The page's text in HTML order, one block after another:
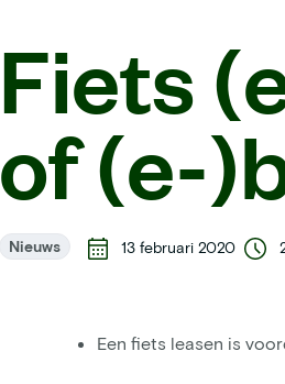
Fiets
of (e-
Nieuws 13 februari 2020
Een fiets leasen is